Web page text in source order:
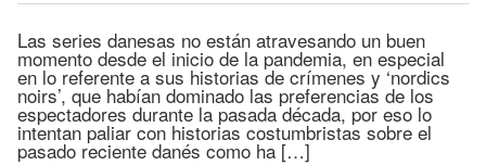
Las series danesas no están atravesando un buen
momento desde el inicio de la pandemia, en especial
en lo referente a sus historias de crímenes y ‘nordics
noirs’, que habían dominado las preferencias de los
espectadores durante la pasada década, por eso lo
intentan paliar con historias costumbristas sobre el
pasado reciente danés como ha […]